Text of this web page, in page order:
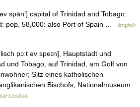
spān′] capital of Trinidad and Tobago:
pop. 58,000: also Port of Spain …
English
pɔːt əv speɪn], Hauptstadt und
und Tobago, auf Trinidad, am Golf von
Sitz eines katholischen
Bischofs; Nationalmuseum
Lexikon